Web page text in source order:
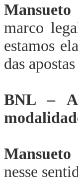
marco
estamos
das
BNL – A
Mansueto
nesse